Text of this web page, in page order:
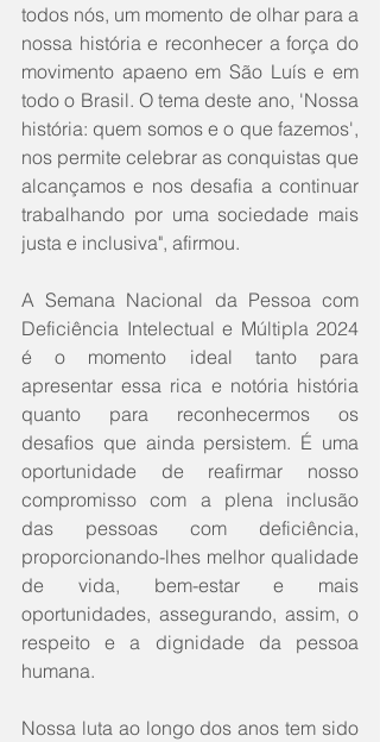
todos nós, um momento de olhar para a
nossa história e reconhecer a força do
movimento apaeno em São Luís e em
todo o Brasil. O tema deste ano, 'Nossa
história: quem somos e o que fazemos',
nos permite celebrar as conquistas que
alcançamos e nos desafia a continuar
trabalhando por uma sociedade mais
justa e inclusiva", afirmou.
A Semana Nacional da Pessoa com
Deficiência Intelectual e Múltipla 2024
é o momento ideal tanto para
apresentar essa rica e notória história
quanto para reconhecermos os
desafios que ainda persistem. É uma
oportunidade de reafirmar nosso
compromisso com a plena inclusão
das pessoas com deficiência,
proporcionando-lhes melhor qualidade
de vida, bem-estar e mais
oportunidades, assegurando, assim, o
respeito e a dignidade da pessoa
humana.
Nossa luta ao longo dos anos tem sido